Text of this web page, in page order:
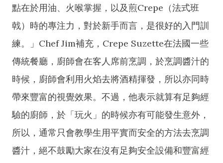
點在於用油、火喉掌握，以及煎Crepe（法式班
戟）時的專注力，對於新手而言，是很好的入門訓
練。」Chef Jim補充，Crepe Suzette在法國一些
傳統餐廳，廚師會在客人席前烹調，於烹調醬汁的
時候，廚師會利用火焰去將酒精揮發，所以亦同時
帶來豐富的視覺效果。不過，他表示就算有足夠經
驗的廚師，於「玩火」的時候亦有可能發生意外，
所以，通常只會教學生用平實而安全的方法去烹調
醬汁，絕不鼓勵大家在沒有足夠安全設備和豐富經